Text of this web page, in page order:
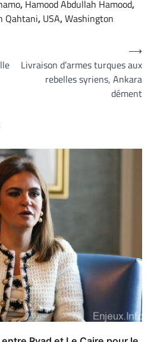
, Hamood Abdullah Hamood,
Qahtani, USA,Washington
Livraison d’armes turques aux
rebelles syriens, Ankara
dément
⟶